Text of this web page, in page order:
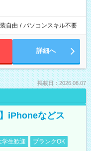
自由 / パソコンスキル不要
詳細へ
掲載日：2026.08.07
iPhoneなどス
学生歓迎 ブランクOK